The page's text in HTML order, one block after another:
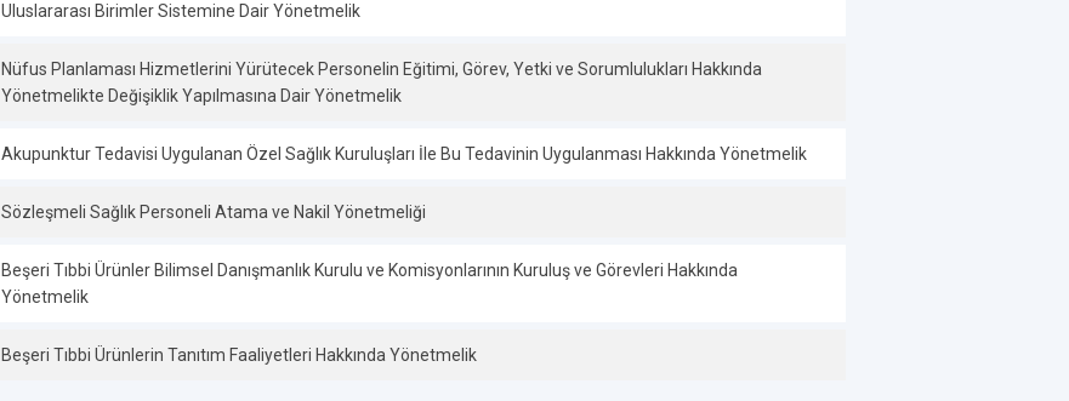
Uluslararası Birimler Sistemine Dair Yönetmelik
Nüfus Planlaması Hizmetlerini Yürütecek Personelin Eğitimi, Görev, Yetki ve Sorumlulukları Hakkında
Yönetmelikte Değişiklik Yapılmasına Dair Yönetmelik
Akupunktur Tedavisi Uygulanan Özel Sağlık Kuruluşları İle Bu Tedavinin Uygulanması Hakkında Yönetmelik
Sözleşmeli Sağlık Personeli Atama ve Nakil Yönetmeliği
Beşeri Tıbbi Ürünler Bilimsel Danışmanlık Kurulu ve Komisyonlarının Kuruluş ve Görevleri Hakkında
Yönetmelik
Beşeri Tıbbi Ürünlerin Tanıtım Faaliyetleri Hakkında Yönetmelik